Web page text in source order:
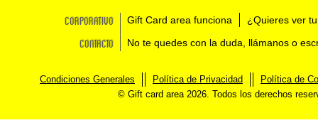
Corporativo Gift Card area funciona ¿Quieres ver
Contacto No te quedes con la duda, llámanos o
Condiciones Generales Política de Privacidad
Política de
© Gift card area 2026. Todos los derechos